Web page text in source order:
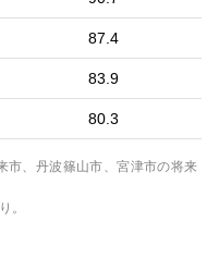
87.4
83.9
80.3
市、丹波篠山市、宮津市の将来
。